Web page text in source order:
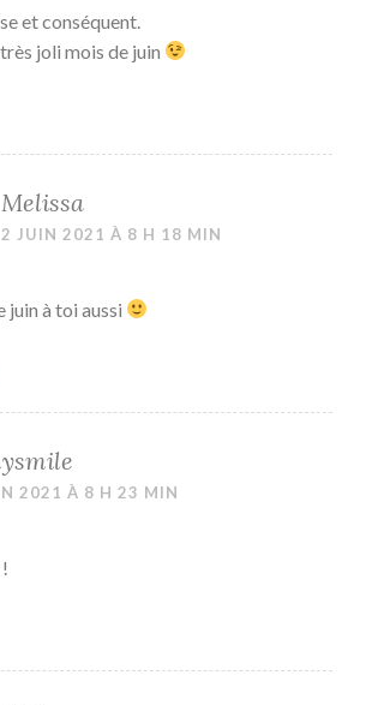
et conséquent.
joli mois de juin
Melissa
2 JUIN 2021 À 8 H 18 MIN
juin à toi aussi
2021 À 8 H 23 MIN